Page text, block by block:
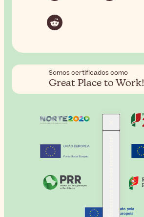
Somos certificados como
Great Place to Work!